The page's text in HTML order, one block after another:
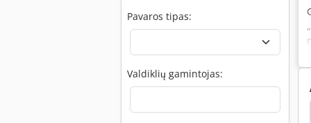
Pavaros tipas:
Valdiklių gamintojas:
Kasto Diagonal Amada